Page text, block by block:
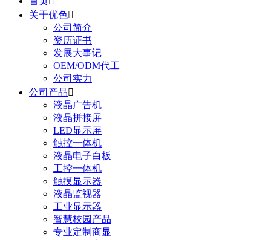
关于优色
公司简介
资历证书
发展大事记
OEM/ODM代工
公司实力
公司产品
液晶广告机
液晶拼接屏
LED显示屏
触控一体机
液晶电子白板
工控一体机
触摸显示器
液晶监视器
工业显示器
智慧校园产品
专业定制商显